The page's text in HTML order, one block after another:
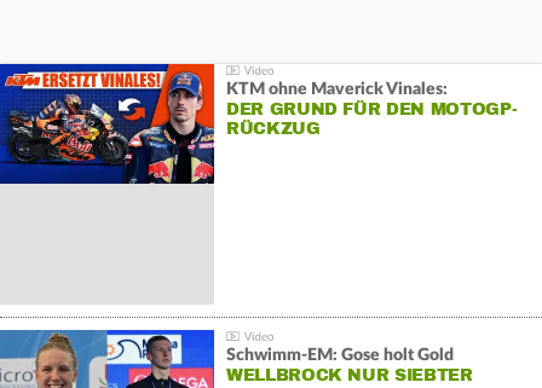
KTM ohne Maverick Vinales:
DER GRUND FÜR DEN MOTOGP-
RÜCKZUG
Schwimm-EM: Gose holt Gold
WELLBROCK NUR SIEBTER